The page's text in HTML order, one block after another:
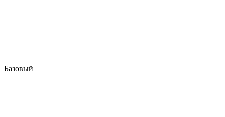
Базовый